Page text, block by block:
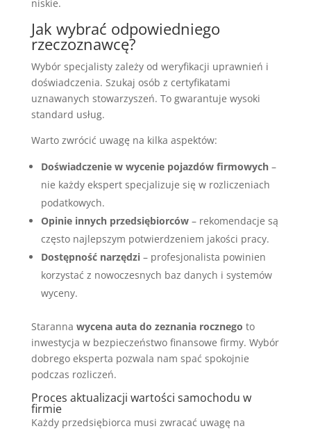
niskie.
Jak wybrać odpowiedniego
rzeczoznawcę?
Wybór specjalisty zależy od weryfikacji uprawnień i
doświadczenia. Szukaj osób z certyfikatami
uznawanych stowarzyszeń. To gwarantuje wysoki
standard usług.
Warto zwrócić uwagę na kilka aspektów:
Doświadczenie w wycenie pojazdów firmowych–
nie każdy ekspert specjalizuje się w rozliczeniach
podatkowych.
Opinie innych przedsiębiorców– rekomendacje są
często najlepszym potwierdzeniem jakości pracy.
Dostępność narzędzi– profesjonalista powinien
korzystać z nowoczesnych baz danych i systemów
wyceny.
Staranna wycena auta do zeznania rocznego to
inwestycja w bezpieczeństwo finansowe firmy. Wybór
dobrego eksperta pozwala nam spać spokojnie
podczas rozliczeń.
Proces aktualizacji wartości samochodu w
firmie
Każdy przedsiębiorca musi zwracać uwagę na